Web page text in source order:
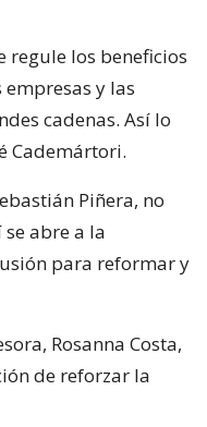
regule los beneficios
y las
cadenas. Así lo
Cademártori.
Piñera, no
abre a la
para reformar y
Rosanna Costa,
de reforzar la